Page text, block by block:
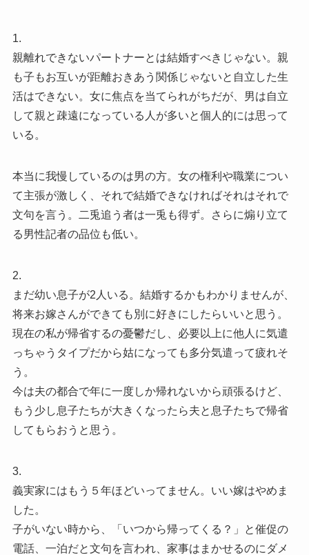
1.
親離れできないパートナーとは結婚すべきじゃない。親
も子もお互いが距離おきあう関係じゃないと自立した生
活はできない。女に焦点を当てられがちだが、男は自立
して親と疎遠になっている人が多いと個人的には思って
いる。
本当に我慢しているのは男の方。女の権利や職業につい
て主張が激しく、それで結婚できなければそれはそれで
文句を言う。二兎追う者は一兎も得ず。さらに煽り立て
る男性記者の品位も低い。
2.
まだ幼い息子が2人いる。結婚するかもわかりませんが、
将来お嫁さんができても別に好きにしたらいいと思う。
現在の私が帰省するの憂鬱だし、必要以上に他人に気遣
っちゃうタイプだから姑になっても多分気遣って疲れそ
う。
今は夫の都合で年に一度しか帰れないから頑張るけど、
もう少し息子たちが大きくなったら夫と息子たちで帰省
してもらおうと思う。
3.
義実家にはもう５年ほどいってません。いい嫁はやめま
した。
子がいない時から、「いつから帰ってくる？」と催促の
電話、一泊だと文句を言われ、家事はまかせるのにダメ